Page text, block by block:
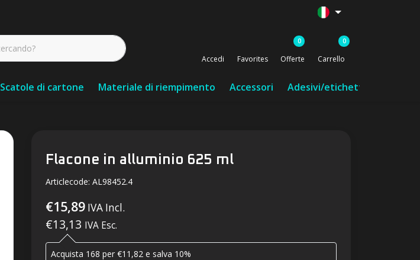
Accedi Favorites
0
Offerte
0
Carrello
Scatole di cartone Materiale di riempimento Accessori Adesivi/etichette/nastro
Flacone in alluminio 625 ml
Articlecode: AL98452.4
€15,89 IVA Incl.
€13,13 IVA Esc.
Acquista 168 per €11,82 e salva 10%